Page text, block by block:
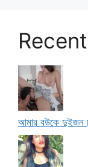
আমার বউকে দুইজন